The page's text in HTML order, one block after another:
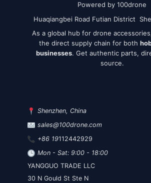
Powered by 100drone
Huaqiangbei Road Futian District
As a global hub for drone
the direct supply chain for both
businesses. Get authentic parts,
source.
Shenzhen, China
sales@100drone.com
+86 19112442929
Mon - Sat: 9:00 - 18:00
YANGGUO TRADE LLC
30 N Gould St Ste N